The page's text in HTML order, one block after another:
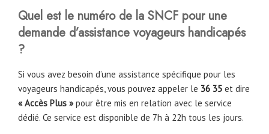
Quel est le numéro de la SNCF pour une
demande d’assistance voyageurs handicapés
?
Si vous avez besoin d’une assistance spécifique pour les
voyageurs handicapés, vous pouvez appeler le 36 35 et dire
« Accès Plus » pour être mis en relation avec le service
dédié. Ce service est disponible de 7h à 22h tous les jours.